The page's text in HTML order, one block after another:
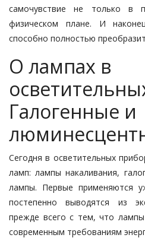
самочувствие не только в
физическом плане. И
способно полностью
О лампах в
Галогенные и
Сегодня в осветительных
ламп: лампы накаливания,
лампы. Первые применяются
постепенно выводятся из
прежде всего с тем, что
современным требованиям